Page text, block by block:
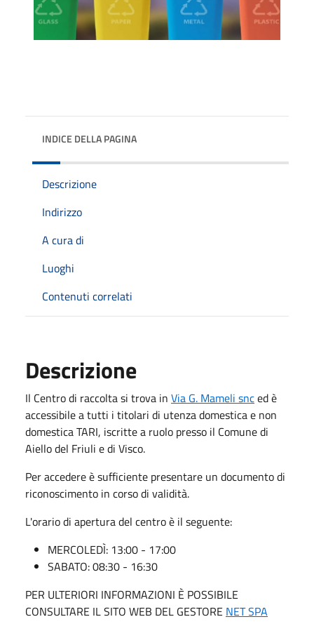
INDICE DELLA PAGINA
Descrizione
Indirizzo
A cura di
Luoghi
Contenuti correlati
Descrizione
Il Centro di raccolta si trova in Via G. Mameli snced è
accessibile a tutti i titolari di utenza domestica e non
domestica TARI, iscritte a ruolo presso il Comune di
Aiello del Friuli e di Visco.
Per accedere è sufficiente presentare un documento di
riconoscimento in corso di validità.
L'orario di apertura del centro è il seguente:
MERCOLEDÌ: 13:00 - 17:00
SABATO: 08:30 - 16:30
PER ULTERIORI INFORMAZIONI È POSSIBILE
CONSULTARE IL SITO WEB DEL GESTORE NET SPA